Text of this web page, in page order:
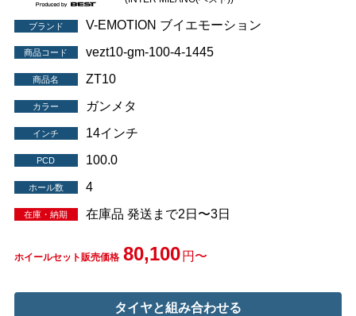
ブランド V-EMOTION ブイエモーション
商品コード vezt10-gm-100-4-1445
商品名 ZT10
カラー ガンメタ
インチ 14インチ
PCD 100.0
ホール数 4
在庫・納期 在庫品 発送まで2日〜3日
ホイールセット販売価格 80,100 円〜
タイヤと組み合わせる